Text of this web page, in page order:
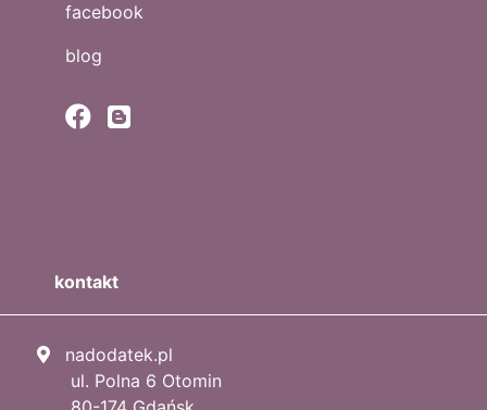
facebook
blog
kontakt
nadodatek.pl
ul. Polna 6 Otomin